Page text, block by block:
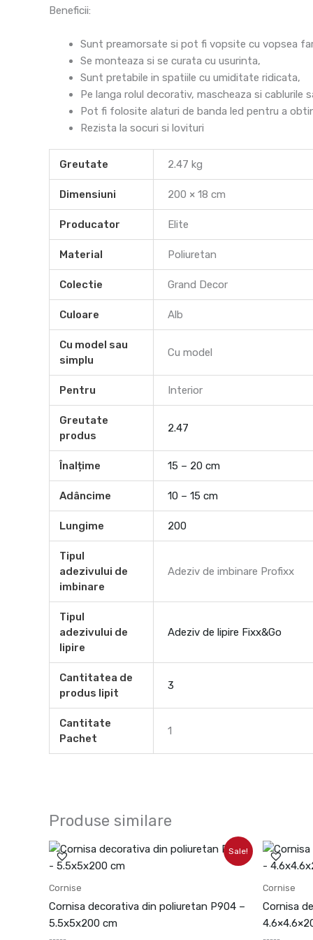
Beneficii:
Sunt preamorsate si pot fi vopsite cu vopsea
Se monteaza si se curata cu usurinta,
Sunt pretabile in spatiile cu umiditate ridicata,
Pe langa rolul decorativ, mascheaza si cablurile
Pot fi folosite alaturi de banda led pentru a
Rezista la socuri si lovituri
Greutate 2.47 kg
Dimensiuni 200 × 18 cm
Producator Elite
Material Poliuretan
Colectie Grand Decor
Culoare Alb
Cu model sau
simplu
Cu model
Pentru Interior
Greutate
produs
2.47
Înalțime 15 – 20 cm
Adâncime 10 – 15 cm
Lungime 200
Tipul
adezivului de
imbinare
Adeziv de imbinare Profixx
Tipul
adezivului de
lipire
Adeziv de lipire Fixx&Go
Cantitatea de
produs lipit
3
Cantitate
Pachet
1
Produse similare
Sale!
Cornise
Cornisa decorativa din poliuretan P904 –
5.5x5x200 cm
Prețul
a
Prețul
Cornise
Cornisa
a